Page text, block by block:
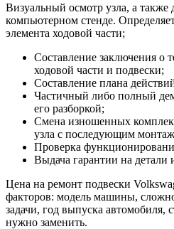
Визуальный осмотр узла, а также
компьютерном стенде.
элемента ходовой части;
Составление заключения о
ходовой части и подвески;
Составление плана
Частичный либо полный
его разборкой;
Смена изношенных
узла с последующим
Проверка
Выдача гарантии на детали
Цена на ремонт подвески
факторов: модель машины,
задачи, год выпуска автомобиля,
нужно заменить.